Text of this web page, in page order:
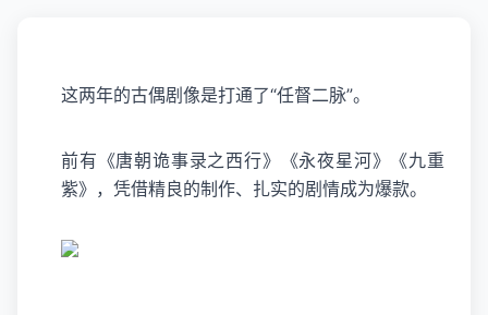
这两年的古偶剧像是打通了“任督二脉”。
前有《唐朝诡事录之西行》《永夜星河》《九重
紫》，凭借精良的制作、扎实的剧情成为爆款。